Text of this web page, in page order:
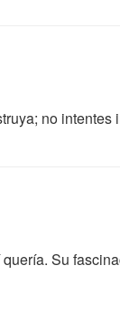
no intentes
Su